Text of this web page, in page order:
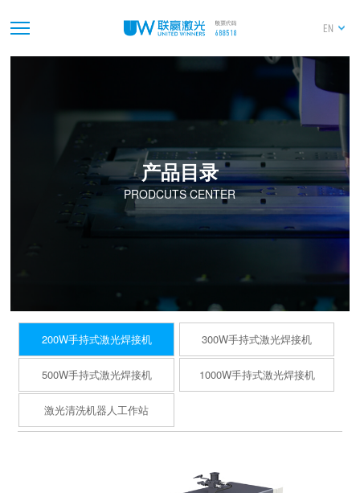
EN
产品目录
PRODCUTS CENTER
200W手持式激光焊接机 300W手持式激光焊接机
500W手持式激光焊接机 1000W手持式激光焊接机
激光清洗机器人工作站